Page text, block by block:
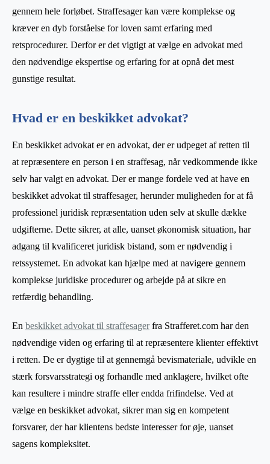
gennem hele forløbet. Straffesager kan være komplekse og
kræver en dyb forståelse for loven samt erfaring med
retsprocedurer. Derfor er det vigtigt at vælge en advokat med
den nødvendige ekspertise og erfaring for at opnå det mest
gunstige resultat.
Hvad er en beskikket advokat?
En beskikket advokat er en advokat, der er udpeget af retten til
at repræsentere en person i en straffesag, når vedkommende ikke
selv har valgt en advokat. Der er mange fordele ved at have en
beskikket advokat til straffesager, herunder muligheden for at få
professionel juridisk repræsentation uden selv at skulle dække
udgifterne. Dette sikrer, at alle, uanset økonomisk situation, har
adgang til kvalificeret juridisk bistand, som er nødvendig i
retssystemet. En advokat kan hjælpe med at navigere gennem
komplekse juridiske procedurer og arbejde på at sikre en
retfærdig behandling.
En beskikket advokat til straffesagerfra Strafferet.com har den
nødvendige viden og erfaring til at repræsentere klienter effektivt
i retten. De er dygtige til at gennemgå bevismateriale, udvikle en
stærk forsvarsstrategi og forhandle med anklagere, hvilket ofte
kan resultere i mindre straffe eller endda frifindelse. Ved at
vælge en beskikket advokat, sikrer man sig en kompetent
forsvarer, der har klientens bedste interesser for øje, uanset
sagens kompleksitet.